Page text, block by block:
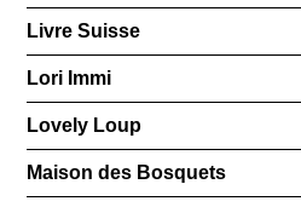
Livre Suisse
Lori Immi
Lovely Loup
Maison des Bosquets